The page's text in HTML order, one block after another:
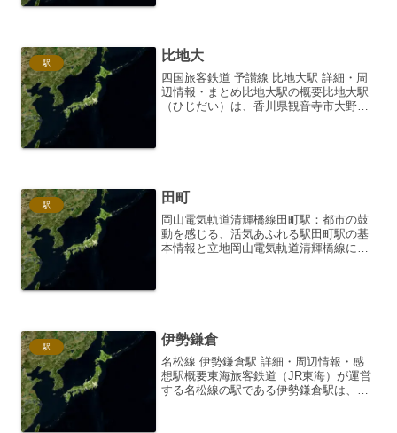
駅 比地大
四国旅客鉄道 予讃線 比地大駅 詳細・周
辺情報・まとめ比地大駅の概要比地大駅
（ひじだい）は、香川県観音寺市大野原
駅 田町
岡山電気軌道清輝橋線田町駅：都市の鼓
動を感じる、活気あふれる駅田町駅の基
本情報と立地岡山電気軌道清輝橋線に位
駅 伊勢鎌倉
名松線 伊勢鎌倉駅 詳細・周辺情報・感
想駅概要東海旅客鉄道（JR東海）が運営
する名松線の駅である伊勢鎌倉駅は、三